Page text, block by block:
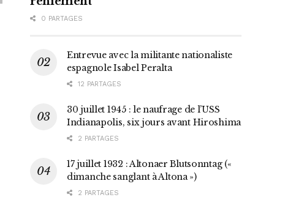
0 PARTAGES
Entrevue avec la militante nationaliste
espagnole Isabel Peralta
12 PARTAGES
30 juillet 1945 : le naufrage de l’USS
Indianapolis, six jours avant Hiroshima
2 PARTAGES
17 juillet 1932 : Altonaer Blutsonntag («
dimanche sanglant à Altona »)
2 PARTAGES